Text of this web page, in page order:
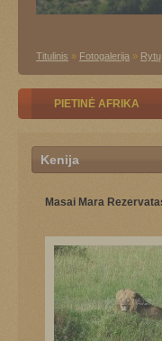
Titulinis » Fotogalerija »
PIETINĖ AFRIKA
Kenija
Masai Mara